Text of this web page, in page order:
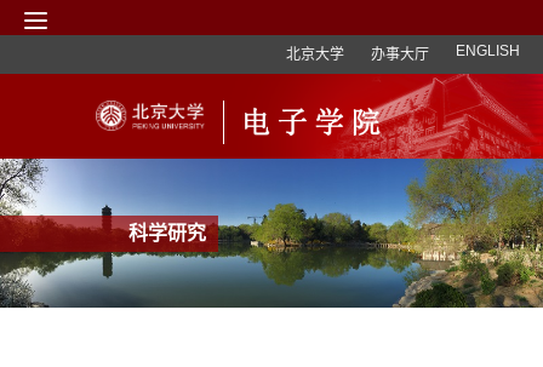
北京大学 办事大厅 ENGLISH
科学研究